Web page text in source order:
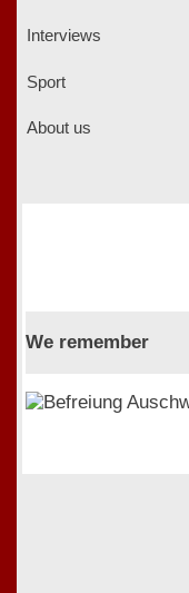
Interviews
Sport
About us
We remember